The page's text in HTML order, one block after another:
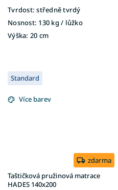
Tvrdost: středně tvrdý
Nosnost: 130 kg ​​​​​/ lůžko
Výška: 20 cm
Standard
Více barev
zdarma
Taštičková pružinová matrace
HADES 140x200